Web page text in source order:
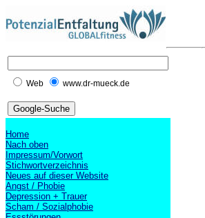
Web www.dr-mueck.de
Home
Nach oben
Impressum/Vorwort
Stichwortverzeichnis
Neues auf dieser Website
Angst / Phobie
Depression + Trauer
Scham / Sozialphobie